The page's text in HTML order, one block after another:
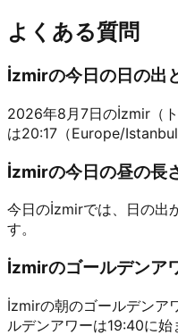
よくある質問
İzmirの今日の日の出
2026年8月7日のİzmir（
は20:17（Europe/Istanbul
İzmirの今日の昼の長
今日のİzmirでは、日の出
す。
İzmirのゴールデンア
İzmirの朝のゴールデンア
ルデンアワーは19:40に始